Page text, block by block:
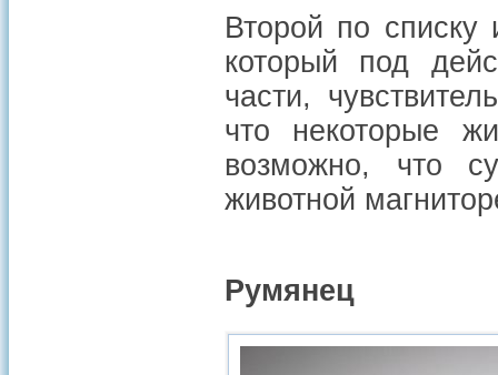
Второй по списку
который под
части,
что некоторые
возможно, что
животной
Румянец